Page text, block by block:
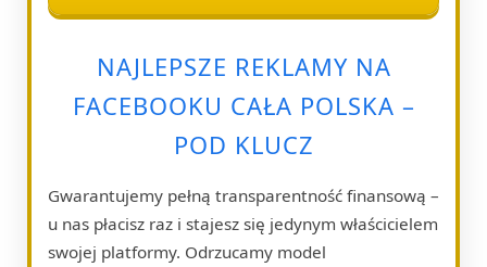
NAJLEPSZE REKLAMY NA
FACEBOOKU CAŁA POLSKA –
POD KLUCZ
Gwarantujemy pełną transparentność finansową –
u nas płacisz raz i stajesz się jedynym właścicielem
swojej platformy. Odrzucamy model